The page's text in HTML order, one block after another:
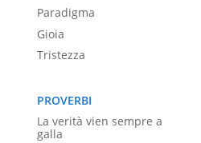
Paradigma
Gioia
Tristezza
PROVERBI
La verità vien sempre a
galla